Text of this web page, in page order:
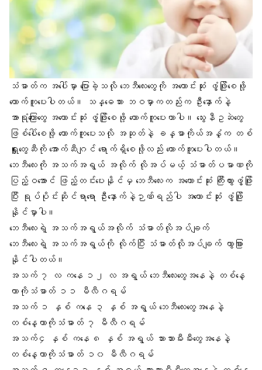
သံဓာတ်က အပေါ်မှာ ပြောခဲ့သလို ဘေဘီလေးတွေကို အကောင်းဆုံး ဖွံ့ဖြိုးစေဖို့
ထောက်ကူပေးပါတယ်။ သန္ဓေသား ဘဝမှာကတည်းက ဦးနှောက်နဲ့
အာရုံကြောတွေအကောင်းဆုံး ဖွံ့ဖြိုးစေဖို့ ထောက်ကူပေးတာပါ။ သွေးနီဥဆဲတွေ
ဖြစ်ပေါ်စေဖို့ ထောက်ကူပေးသလို အဆုတ်နဲ့ ခန္ဓာကိုယ်အနှံ့က တစ်
ရှူးတွေဆီကို အောက်ဆီဂျင် ရောက်ရှိစေဖို့လည်း ထောက်ကူပေးပါတယ်။
ဘေဘီလေးကို အသက်အရွယ် အလိုက် လိုအပ်မယ့် သံဓာတ်ပမာဏကို
ပြည့်ဝအောင် ဖြည့်တင်းပေးနိုင်မှ ဘေဘီလေးက အကောင်းဆုံး ကြီးထွားဖွံ့ဖြိုး
ပြီး ရုပ်ပိုင်းဆိုင်ရာရော ဦးနှောက်နဲ့ဉာဏ်ရည်ပါ အကောင်းဆုံး ဖွံ့ဖြိုး
နိုင်မှာပါ။
ဘေဘီလေးရဲ့ အသက်အရွယ်အလိုက် သံဓာတ်လိုအပ်ချက်
ဘေဘီလေးရဲ့ အသက်အရွယ်ကို လိုက်ပြီး သံဓာတ်လိုအပ်ချက် ကွာခြား
နိုင်ပါတယ်။
အသက် ၇ လ ကနေ ၁၂ လ အရွယ် ဘေဘီလေးတွေအနေနဲ့ တစ်နေ့
တာကိုသံဓာတ် ၁၁ မီလီဂရမ်
အသက် ၁ နှစ် ကနေ ၃ နှစ် အရွယ် ဘေဘီလေးတွေအနေနဲ့
တစ်နေ့တာကိုသံဓာတ် ၇ မီလီဂရမ်
အသက်၄ နှစ် ကနေ ၈ နှစ် အရွယ် သားသားမီးမီးတွေအနေနဲ့
တစ်နေ့တာကိုသံဓာတ် ၁၀ မီလီဂရမ်